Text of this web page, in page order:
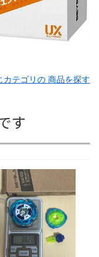
カテゴリの 商品を探す
す